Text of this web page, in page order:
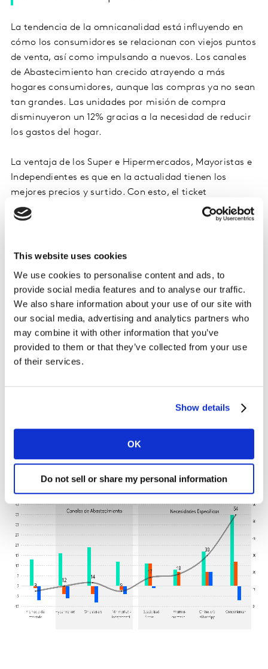
This website uses cookies
We use cookies to personalise content and ads, to
provide social media features and to analyse our traffic.
We also share information about your use of our site with
our social media, advertising and analytics partners who
may combine it with other information that you’ve
provided to them or that they’ve collected from your use
of their services.
Show details
OK
Do not sell or share my personal information
La tendencia de la omnicanalidad está influyendo en
cómo los consumidores se relacionan con viejos puntos
de venta, así como impulsando a nuevos. Los canales
de Abastecimiento han crecido atrayendo a más
hogares consumidores, aunque las compras ya no sean
tan grandes. Las unidades por misión de compra
disminuyeron un 12% gracias a la necesidad de reducir
los gastos del hogar.
La ventaja de los Super e Hipermercados, Mayoristas e
Independientes es que en la actualidad tienen los
mejores precios y surtido. Con esto, el ticket
permanece el mismo, pero hay que considerar que la
inflación conlleva a una pérdida real de 3%.
Por otro lado, misiones menores ganan relevancia. Por
desarrollando tanto a través de más compradores
como de mayores gastos.
Influenciado por nuevas ocasiones de compras y más
categorías compradas, el ticket de las compras diarias
subió 10%. Con esto, Tiendas especializadas,
consumidores de los canales Tradicionales. Esto porque
el shopper no invierte gran parte de su presupuesto en
por la subida de precios.